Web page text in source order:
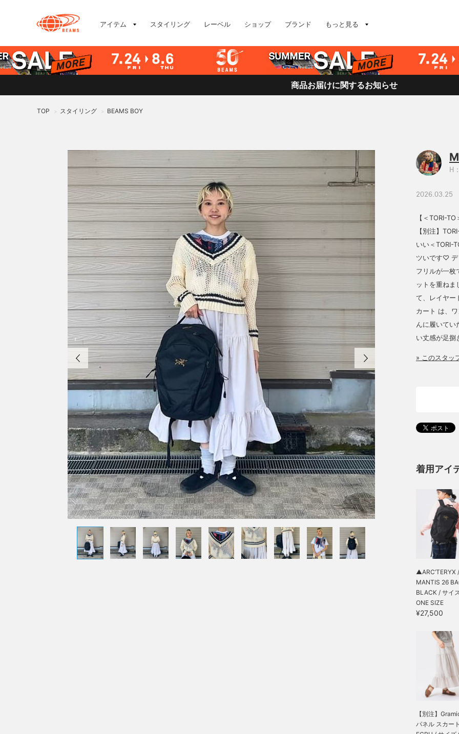
アイテム スタイリング レーベル ショップ ブランド もっと見る
商品お届けに関するお知らせ
TOP > スタイリング > BEAMS BOY
H
2026.03.25
【＜TORI-
【別注】
いい＜TORI-
ツいです♡ デ
フリルが一枚
ットを重ねま
て、レイヤー
カート は、
んに履いてい
い丈感が足捌
» このスタッ
着用アイ
▲ARC’TERYX /
MANTIS 26
BLACK / サイ
ONE SIZE
¥27,500
【別注】
パネル スカート